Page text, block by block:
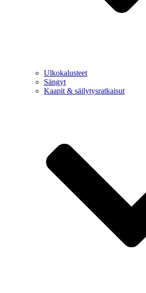
Ulkokalusteet
Sängyt
Kaapit & säilytysratkaisut